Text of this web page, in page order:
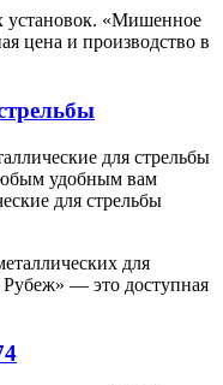
установок. «Мишенное
цена и производство в
для стрельбы
удобным вам
для стрельбы
для
— это доступная